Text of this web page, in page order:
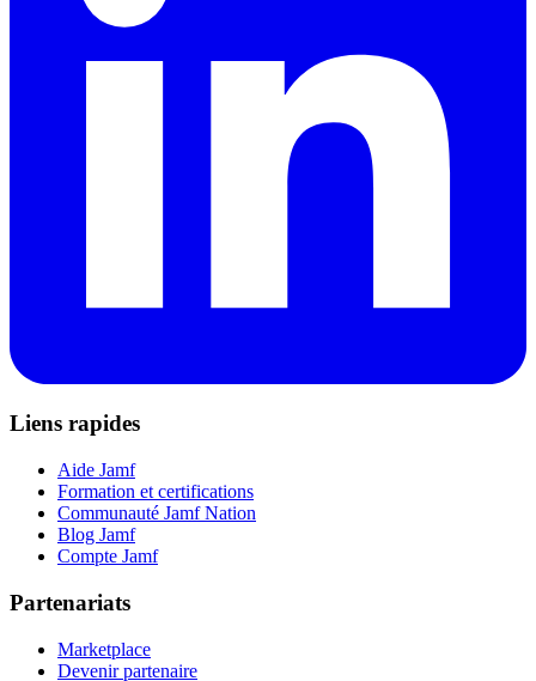
Liens rapides
Aide Jamf
Formation et certifications
Communauté Jamf Nation
Blog Jamf
Compte Jamf
Partenariats
Marketplace
Devenir partenaire